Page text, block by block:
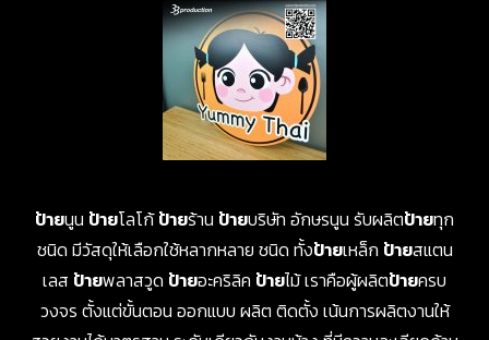
ป้ายนูน ป้ายโลโก้ป้ายร้าน ป้ายบริษัท อักษรนูน รับผลิตป้ายทุก
ชนิด มีวัสดุให้เลือกใช้หลากหลาย ชนิด ทั้งป้ายเหล็ก ป้ายสแตน
เลส ป้ายพลาสวูด ป้ายอะคริลิค ป้ายไม้ เราคือผู้ผลิตป้ายครบ
วงจร ตั้งแต่ขั้นตอน ออกแบบ ผลิต ติดตั้ง เน้นการผลิตงานให้